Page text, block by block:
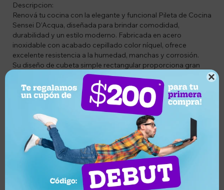

Descripcion:
Renová tu cocina con la elegante y funcional Pileta de Cocina
Sensei D’Acqua, diseñada para brindar comodidad,
durabilidad y un estilo moderno. Fabricada en acero
inoxidable con acabado cepillado color níquel, ofrece
excelente resistencia a la humedad, manchas y corrosión.
Su diseño de cubeta simple rectangular proporciona gran
capacidad y practicidad para el lavado diario. Además,
incluye grifería multifunción y dispensador de jabón,
convirtiéndola en una solución completa para tu cocina.
Ideal para cocinas modernas gracias a su estética
sofisticada y fácil instalación sobrepuesta.
Características
• Pileta de cocina simple de gran capacidad
• Fabricada en acero inoxidable resistente
• Acabado cepillado color níquel
• Incluye grifería multifunción
• Incluye dispensador de jabón